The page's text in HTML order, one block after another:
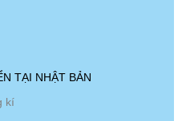
TẠI NHẬT BẢN
kí